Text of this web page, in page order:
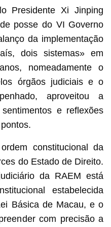
Presidente Xi Jinping
posse do VI Governo
da implementação
dois sistemas» em
nomeadamente o
órgãos judiciais e o
aproveitou a
e reflexões
constitucional da
do Estado de Direito.
da RAEM está
estabelecida
Básica de Macau, e o
com precisão a